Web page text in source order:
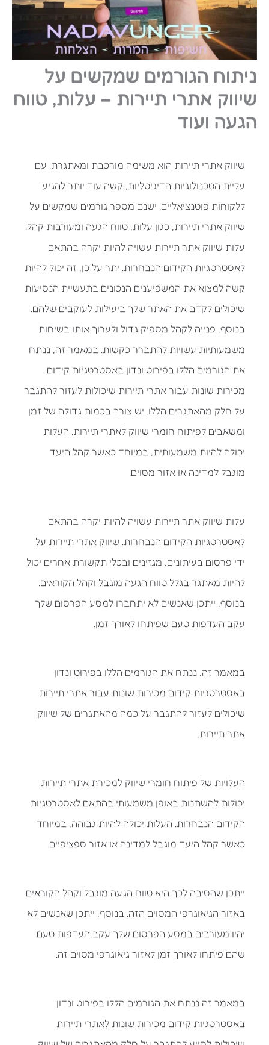
ניתוח הגורמים שמקשים על
שיווק אתרי תיירות – עלות, טווח
הגעה ועוד
שיווק אתרי תיירות הוא משימה מורכבת ומאתגרת. עם
עליית הטכנולוגיות הדיגיטליות, קשה עוד יותר להגיע
ללקוחות פוטנציאליים. ישנם מספר גורמים שמקשים על
שיווק אתרי תיירות, כגון עלות, טווח הגעה ומעורבות קהל.
עלות שיווק אתר תיירות עשויה להיות יקרה בהתאם
לאסטרטגיות הקידום הנבחרות. יתר על כן, זה יכול להיות
קשה למצוא את המשפיענים הנכונים בתעשיית הנסיעות
שיכולים לקדם את האתר שלך ביעילות לעוקבים שלהם.
בנוסף, פנייה לקהל מספיק גדול ולערוך אותו בשיחות
משמעותיות עשויות להתברר כקשות. במאמר זה, ננתח
את הגורמים הללו בפירוט ונדון באסטרטגיות קידום
מכירות שונות עבור אתרי תיירות שיכולות לעזור להתגבר
על חלק מהאתגרים הללו. יש צורך בכמות גדולה של זמן
ומשאבים לפיתוח חומרי שיווק לאתרי תיירות. העלות
יכולה להיות משמעותית, במיוחד כאשר קהל היעד
מוגבל למדינה או אזור מסוים.
עלות שיווק אתר תיירות עשויה להיות יקרה בהתאם
לאסטרטגיות הקידום הנבחרות. שיווק אתרי תיירות על
ידי פרסום בעיתונים, מגזינים ובכלי תקשורת אחרים יכול
להיות מאתגר בגלל טווח הגעה מוגבל וקהל הקוראים.
בנוסף, ייתכן שאנשים לא יתחברו למסע הפרסום שלך
עקב העדפות טעם שפיתחו לאורך זמן.
במאמר זה, ננתח את הגורמים הללו בפירוט ונדון
באסטרטגיות קידום מכירות שונות עבור אתרי תיירות
שיכולים לעזור להתגבר על כמה מהאתגרים של שיווק
אתר תיירות.
העלויות של פיתוח חומרי שיווק למכירת אתרי תיירות
יכולות להשתנות באופן משמעותי בהתאם לאסטרטגיות
הקידום הנבחרות. העלות יכולה להיות גבוהה, במיוחד
כאשר קהל היעד מוגבל למדינה או אזור ספציפיים.
ייתכן שהסיבה לכך היא טווח הגעה מוגבל וקהל הקוראים
באזור הגיאוגרפי המסוים הזה. בנוסף, ייתכן שאנשים לא
יהיו מעורבים במסע הפרסום שלך עקב העדפות טעם
שהם פיתחו לאורך זמן לאזור גיאוגרפי מסוים זה.
במאמר זה ננתח את הגורמים הללו בפירוט ונדון
באסטרטגיות קידום מכירות שונות לאתרי תיירות